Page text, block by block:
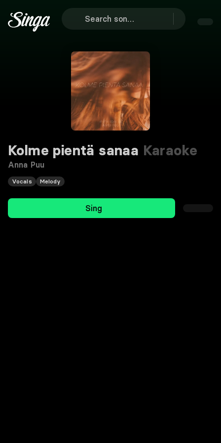
Kolme pientä sanaa Karaoke
Anna Puu
Vocals Melody
Sing